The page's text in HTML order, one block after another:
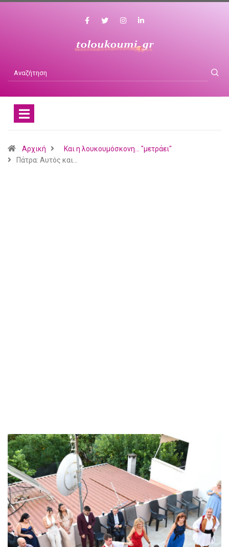
Αρχική
Και η λουκουμόσκονη... "μετράει"
Πάτρα: Αυτός και…